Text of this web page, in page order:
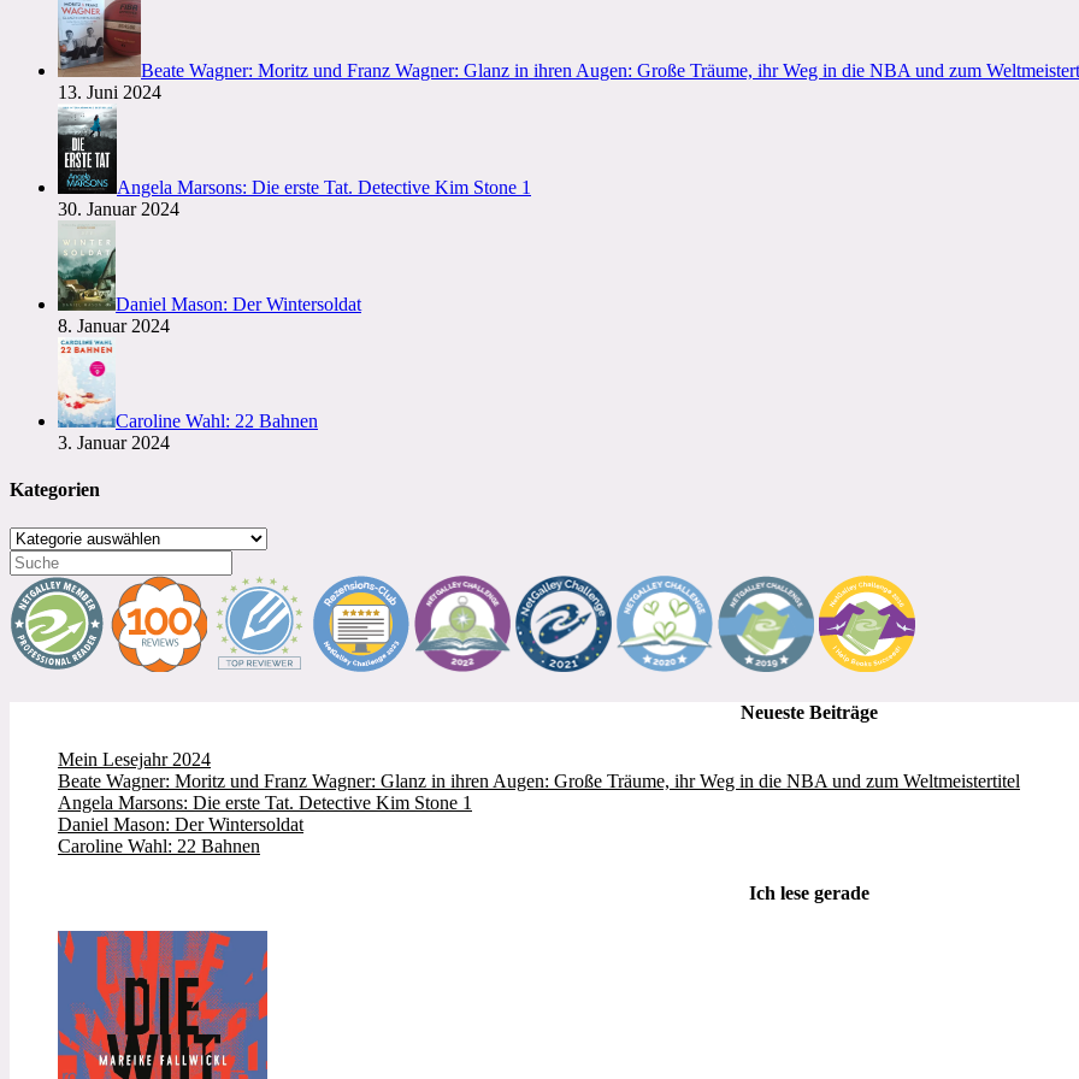
Beate Wagner: Moritz und Franz Wagner: Glanz in ihren Augen: Große Träume, ihr Weg in die NBA und zum
13. Juni 2024
Angela Marsons: Die erste Tat. Detective Kim Stone 1
30. Januar 2024
Daniel Mason: Der Wintersoldat
8. Januar 2024
Caroline Wahl: 22 Bahnen
3. Januar 2024
Kategorien
Kategorien
Neueste Beiträge
Mein Lesejahr 2024
Beate Wagner: Moritz und Franz Wagner: Glanz in ihren Augen: Große Träume, ihr Weg in die NBA und zum Weltmeistertitel
Angela Marsons: Die erste Tat. Detective Kim Stone 1
Daniel Mason: Der Wintersoldat
Caroline Wahl: 22 Bahnen
Ich lese gerade